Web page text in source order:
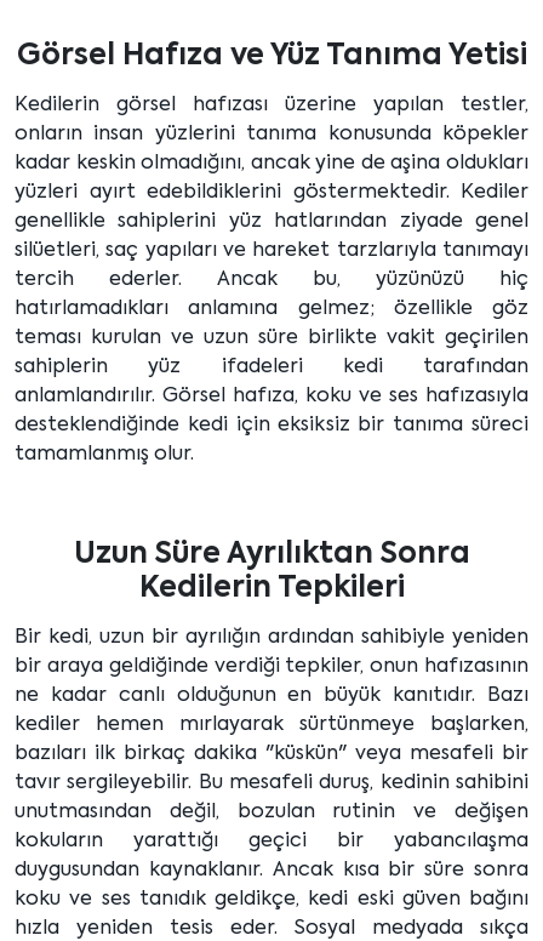
Görsel Hafıza ve Yüz Tanıma Yetisi
Kedilerin görsel hafızası üzerine yapılan testler,
onların insan yüzlerini tanıma konusunda köpekler
kadar keskin olmadığını, ancak yine de aşina oldukları
yüzleri ayırt edebildiklerini göstermektedir. Kediler
genellikle sahiplerini yüz hatlarından ziyade genel
silüetleri, saç yapıları ve hareket tarzlarıyla tanımayı
tercih ederler. Ancak bu, yüzünüzü hiç
hatırlamadıkları anlamına gelmez; özellikle göz
teması kurulan ve uzun süre birlikte vakit geçirilen
sahiplerin yüz ifadeleri kedi tarafından
anlamlandırılır. Görsel hafıza, koku ve ses hafızasıyla
desteklendiğinde kedi için eksiksiz bir tanıma süreci
tamamlanmış olur.
Uzun Süre Ayrılıktan Sonra
Kedilerin Tepkileri
Bir kedi, uzun bir ayrılığın ardından sahibiyle yeniden
bir araya geldiğinde verdiği tepkiler, onun hafızasının
ne kadar canlı olduğunun en büyük kanıtıdır. Bazı
kediler hemen mırlayarak sürtünmeye başlarken,
bazıları ilk birkaç dakika "küskün" veya mesafeli bir
tavır sergileyebilir. Bu mesafeli duruş, kedinin sahibini
unutmasından değil, bozulan rutinin ve değişen
kokuların yarattığı geçici bir yabancılaşma
duygusundan kaynaklanır. Ancak kısa bir süre sonra
koku ve ses tanıdık geldikçe, kedi eski güven bağını
hızla yeniden tesis eder. Sosyal medyada sıkça